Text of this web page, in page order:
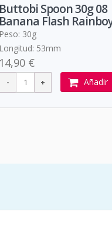
Buttobi Spoon 30g 08
Banana Flash
Peso: 30g
Longitud: 53mm
14,90 €
Añadir